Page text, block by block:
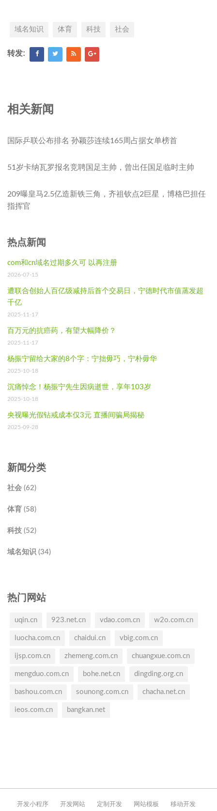
域名知识 体育 科技 社会
转发:
相关新闻
国际乒联公布排名 孙颖莎连续165周占据女单榜首
51岁卡纳瓦罗报名竞聘国足主帅，曾出任国足临时主帅
209曝皇马2.5亿造新铁三角，齐祖钦点2巨星，博格巴担任
指挥官
热点新闻
com和cn域名过期多久可 以再注册
2026-07-15
遭联合创始人百亿级减持后首个交易日，宁德时代市值蒸发超
千亿
2025-11-17
百万元的抗癌药，有望大幅降价？
2025-11-17
杨振宁留给大家的8个字：宁拙毋巧，宁朴毋华
2025-10-18
沉痛悼念！杨振宁先生因病逝世，享年103岁
2025-10-18
央视曝光假钻戒成本仅3元 直播间骗局揭秘
2025-09-28
新闻分类
社会 (62)
体育 (58)
科技 (52)
域名知识 (34)
热门网站
uqin.cn 923.net.cn vdao.com.cn w2o.com.cn
luocha.com.cn chaidui.cn vbig.com.cn
ijsp.com.cn zhemeng.com.cn chuangxue.com.cn
mengduo.com.cn bohe.net.cn dingding.org.cn
bashou.com.cn sounong.com.cn chacha.net.cn
ieos.com.cn bangkan.net
开发小程序 开发网站 定制开发 网站模板 移动开发